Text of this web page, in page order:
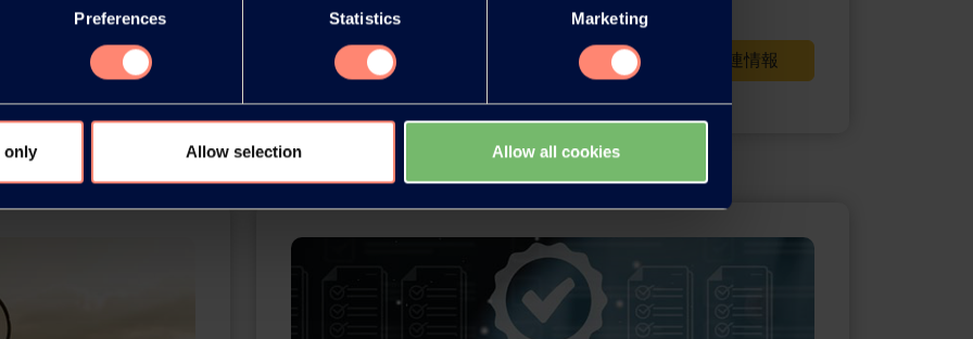
Preferences Statistics Marketing
only Allow selection Allow all cookies
SDSライブラリー 規制等関連情報